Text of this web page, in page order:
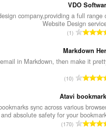
VDO
company,providing a full range
Website Design
מ
פ
ר
י
ג
י
ם
1
Markdown
in Markdown, then make it
מ
פ
ר
ד
י
10
Atavi
sync across various
and absolute safety for your
מ170